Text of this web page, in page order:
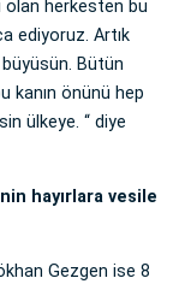
olan herkesten bu
ediyoruz. Artık
Bütün
kanın önünü hep
ülkeye. “ diye
hayırlara vesile
Gezgen ise 8